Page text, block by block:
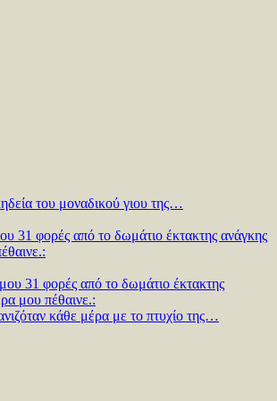
του μοναδικού γιου της…
31 φορές από το δωμάτιο έκτακτης ανάγκης
31 φορές από το δωμάτιο έκτακτης
μου πέθαινε.:
κάθε μέρα με το πτυχίο της…